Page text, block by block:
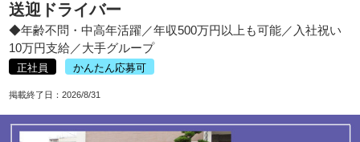
送迎ドライバー
◆年齢不問・中高年活躍／年収500万円以上も可能／入社祝い
10万円支給／大手グループ
正社員 かんたん応募可
掲載終了日： 2026/8/31